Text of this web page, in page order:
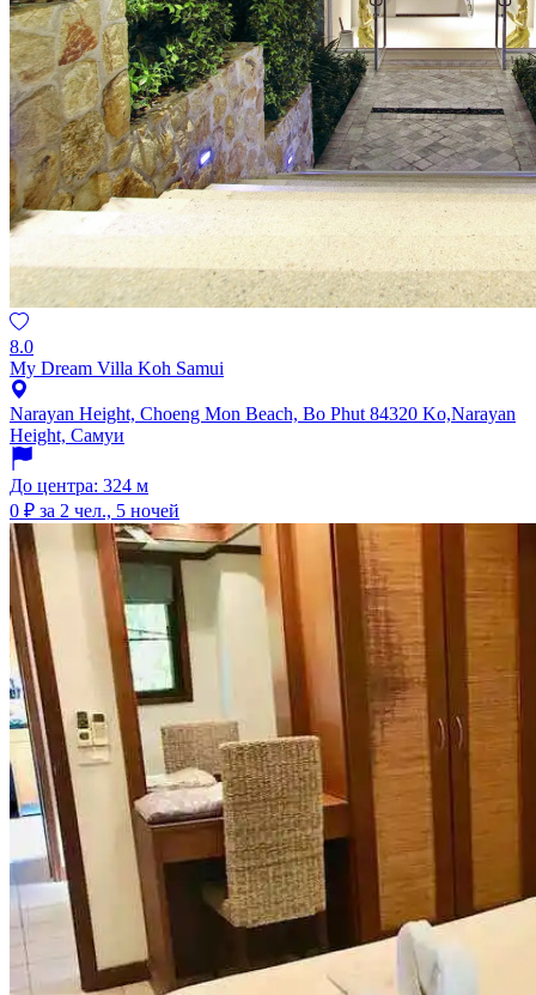
8.0
My Dream Villa Koh Samui
Narayan Height, Choeng Mon Beach, Bo Phut 84320 Ko,Narayan
Height, Самуи
До центра: 324 м
0 ₽ за 2 чел., 5 ночей